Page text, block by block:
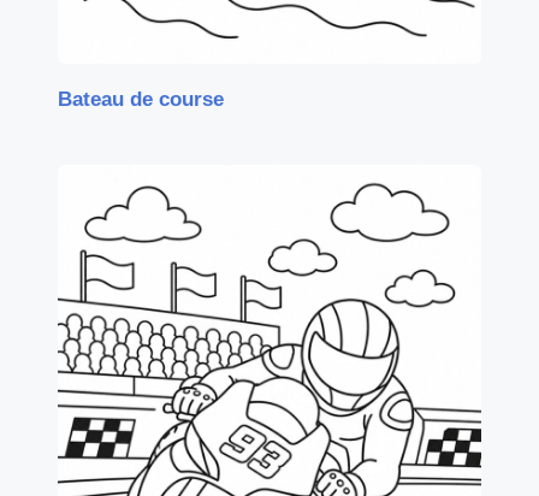
Bateau de course